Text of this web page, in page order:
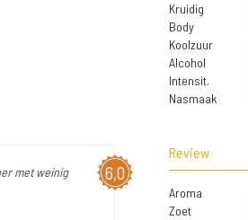
Kruidig
Body
Koolzuur
Alcohol
Intensit.
Nasmaak
6,0
met weinig
Review
Aroma
Zoet